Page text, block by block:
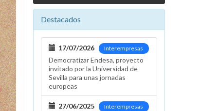
Destacados
Interempresas
17/07/2026
Democratizar Endesa, proyecto
invitado por la Universidad de
Sevilla para unas jornadas
europeas
Interempresas
27/06/2025